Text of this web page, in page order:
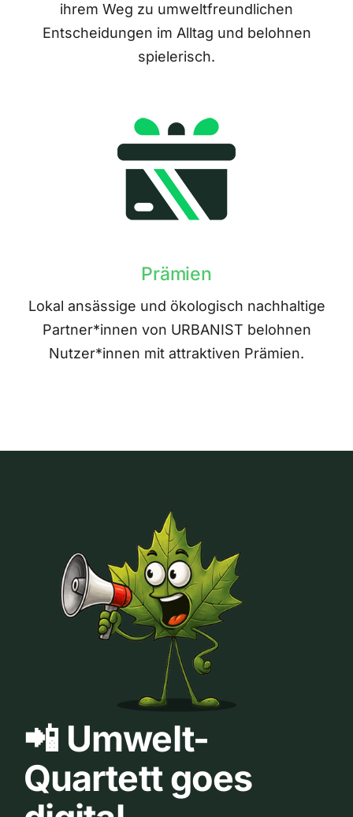
ihrem Weg zu umweltfreundlichen
Entscheidungen im Alltag und belohnen
spielerisch.
Prämien
Lokal ansässige und ökologisch nachhaltige
Partner*innen von URBANIST belohnen
Nutzer*innen mit attraktiven Prämien.
📲 Umwelt-
Quartett goes